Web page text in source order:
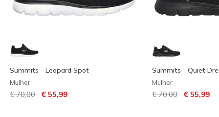
Summits - Leopard Spot
Mulher
Preço com desconto de
€ 70,00 para
€ 55,99
Summits - Quiet
Mulher
Preço com
€ 70,00para
€ 55,99